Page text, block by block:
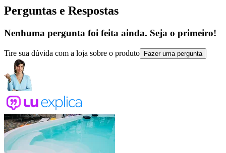
Perguntas e Respostas
Nenhuma pergunta foi feita ainda. Seja o primeiro!
Tire sua dúvida com a loja sobre o produto Fazer uma pergunta